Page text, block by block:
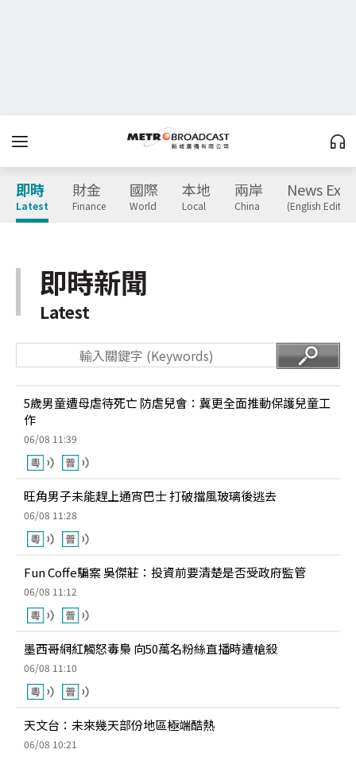
即時
Latest
財金
Finance
國際
World
本地
Local
兩岸
China
News
(English
即時新聞
Latest
5歲男童遭母虐待死亡 防虐兒會：冀更全面推動保護兒童工
作
06/08 11:39
旺角男子未能趕上通宵巴士 打破擋風玻璃後逃去
06/08 11:28
Fun Coffe騙案 吳傑莊：投資前要清楚是否受政府監管
06/08 11:12
墨西哥網紅觸怒毒梟 向50萬名粉絲直播時遭槍殺
06/08 11:10
天文台：未來幾天部份地區極端酷熱
06/08 10:21